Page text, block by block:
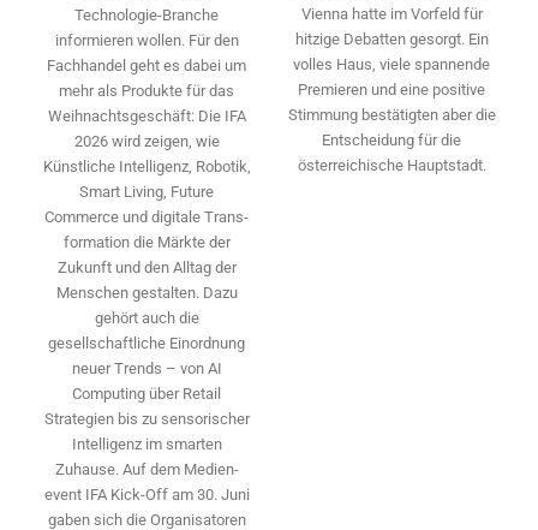
Technologie-­Branche
informieren wollen. Für den
Fachhandel geht es dabei um
mehr als Produkte für das
Weihnachtsgeschäft: Die IFA
2026 wird ­zeigen, wie
Künstliche Intelligenz, Robotik,
Smart Living, Future
Commerce und digitale Trans­
formation die Märkte der
Zukunft und den Alltag der
Menschen gestalten. Dazu
gehört auch die
gesellschaftliche Einordnung
neuer Trends – von AI
Computing über Retail
Strategien bis zu sensorischer
Intelligenz im smarten
Zuhause. Auf dem Medien­
event IFA Kick-Off am 30. Juni
gaben sich die Organisatoren
Vienna hatte im Vorfeld für
hitzige Debatten gesorgt. Ein
volles Haus, viele spannende
Premieren und eine positive
Stimmung bestätigten aber die
Entscheidung für die
österreichische Hauptstadt.